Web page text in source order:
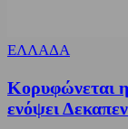
ΕΛΛΑΔΑ
Κορυφώνεται
ενόψει